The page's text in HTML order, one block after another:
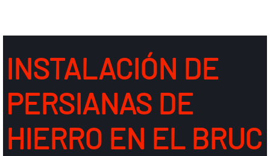
INSTALACIÓN DE
PERSIANAS DE
HIERRO EN EL BRUC